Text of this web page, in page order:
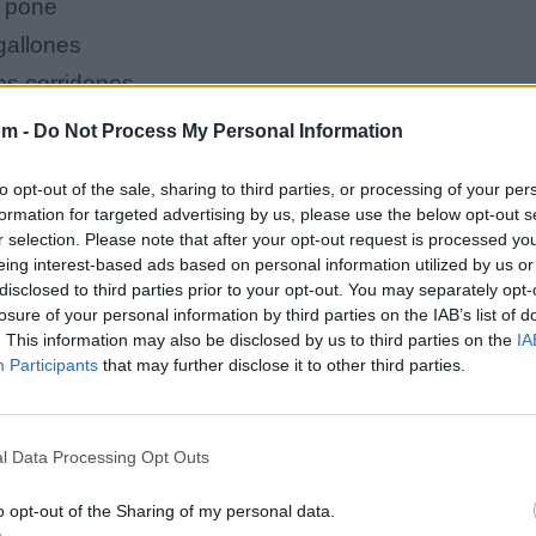
- Do Not Process My Personal Information
opt-out of the sale, sharing to third parties, or processing of your
for targeted advertising by us, please use the below opt-out
selection. Please note that after your opt-out request is processed
interest-based ads based on personal information utilized by us
to third parties prior to your opt-out. You may separately
of your personal information by third parties on the IAB’s list of
This information may also be disclosed by us to third parties on the
Participants that may further disclose it to other third parties.
Data Processing Opt Outs
opt-out of the Sharing of my personal data.
pone
corridones
la fama
Gabbana
mi cama
no hay falla